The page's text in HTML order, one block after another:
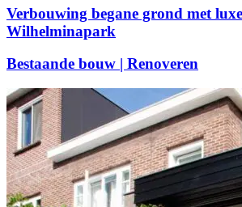
Verbouwing begane grond met
Wilhelminapark
Bestaande bouw | Renoveren